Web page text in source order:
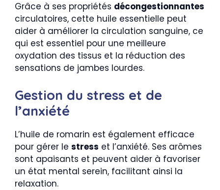
Grâce à ses propriétés décongestionnantes
circulatoires, cette huile essentielle peut
aider à améliorer la circulation sanguine, ce
qui est essentiel pour une meilleure
oxydation des tissus et la réduction des
sensations de jambes lourdes.
Gestion du stress et de
l’anxiété
L’huile de romarin est également efficace
pour gérer le stress et l’anxiété. Ses arômes
sont apaisants et peuvent aider à favoriser
un état mental serein, facilitant ainsi la
relaxation.